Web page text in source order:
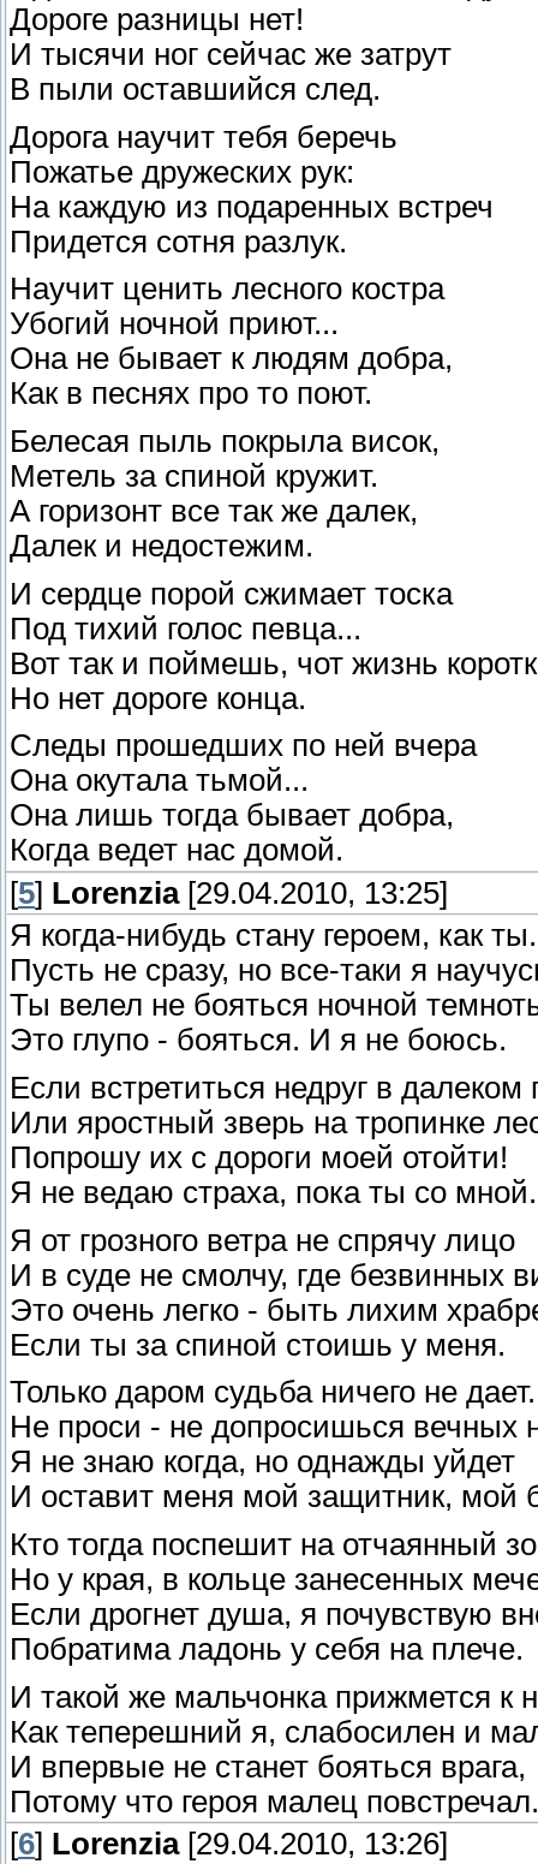
Дороге разницы нет!
И тысячи ног сейчас же затрут
В пыли оставшийся след.
Дорога научит тебя беречь
Пожатье дружеских рук:
На каждую из подаренных встреч
Придется сотня разлук.
Научит ценить лесного костра
Убогий ночной приют...
Она не бывает к людям добра,
Как в песнях про то поют.
Белесая пыль покрыла висок,
Метель за спиной кружит.
А горизонт все так же далек,
Далек и недостежим.
И сердце порой сжимает тоска
Под тихий голос певца...
Вот так и поймешь, чот жизнь
Но нет дороге конца.
Следы прошедших по ней вчера
Она окутала тьмой...
Она лишь тогда бывает добра,
Когда ведет нас домой.
[5] Lorenzia[29.04.2010, 13:25]
Я когда-нибудь стану героем, как ты.
Пусть не сразу, но все-таки я
Ты велел не бояться ночной
Это глупо - бояться. И я не боюсь.
Если встретиться недруг в далеком
Или яростный зверь на тропинке
Попрошу их с дороги моей отойти!
Я не ведаю страха, пока ты со мной.
Я от грозного ветра не спрячу лицо
И в суде не смолчу, где безвинных
Это очень легко - быть лихим
Если ты за спиной стоишь у меня.
Только даром судьба ничего не
Не проси - не допросишься вечных
Я не знаю когда, но однажды уйдет
И оставит меня мой защитник, мой
Кто тогда поспешит на отчаянный
Но у края, в кольце занесенных
Если дрогнет душа, я почувствую
Побратима ладонь у себя на плече.
И такой же мальчонка прижмется к
Как теперешний я, слабосилен и
И впервые не станет бояться врага,
Потому что героя малец повстречал.
[6] Lorenzia[29.04.2010, 13:26]